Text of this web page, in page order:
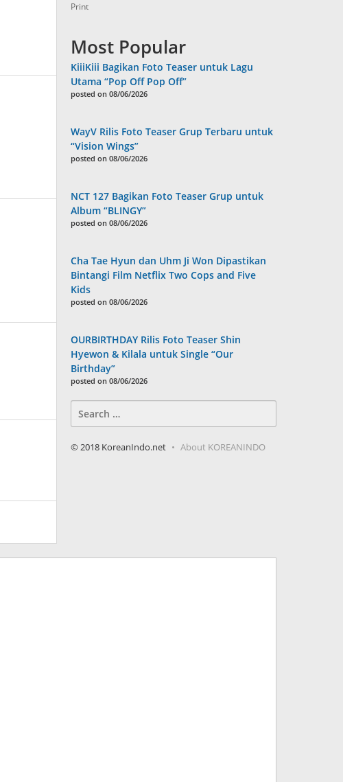
Print
Most Popular
KiiiKiii Bagikan Foto Teaser untuk Lagu
Utama “Pop Off Pop Off”
posted on 08/06/2026
WayV Rilis Foto Teaser Grup Terbaru untuk
“Vision Wings”
posted on 08/06/2026
NCT 127 Bagikan Foto Teaser Grup untuk
Album “BLINGY”
posted on 08/06/2026
Cha Tae Hyun dan Uhm Ji Won Dipastikan
Bintangi Film Netflix Two Cops and Five
Kids
posted on 08/06/2026
OURBIRTHDAY Rilis Foto Teaser Shin
Hyewon & Kilala untuk Single “Our
Birthday”
posted on 08/06/2026
for:
© 2018 KoreanIndo.net About KOREANINDO